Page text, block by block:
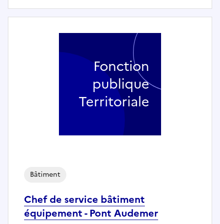
Chef de service bâtiment
équipement - Pont Audemer
Bâtiment
Fonction
publique
Territoriale